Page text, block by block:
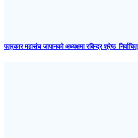
पत्रकार महासंघ जापानकाे अध्यक्षमा रबिन्द्र श्रेष्ठ निर्वाचित्